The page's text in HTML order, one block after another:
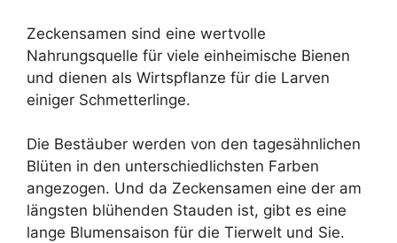
Zeckensamen sind eine wertvolle
Nahrungsquelle für viele einheimische Bienen
und dienen als Wirtspflanze für die Larven
einiger Schmetterlinge.
Die Bestäuber werden von den tagesähnlichen
Blüten in den unterschiedlichsten Farben
angezogen. Und da Zeckensamen eine der am
längsten blühenden Stauden ist, gibt es eine
lange Blumensaison für die Tierwelt und Sie.